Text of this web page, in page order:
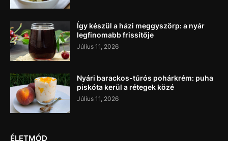
Így készül a házi meggyszörp: a nyár
legfinomabb frissítője
Július 11, 2026
Nyári barackos-túrós pohárkrém: puha
piskóta kerül a rétegek közé
Július 11, 2026
ÉLETMÓD